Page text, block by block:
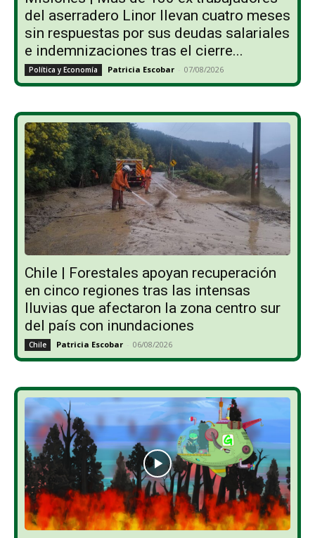
del aserradero Linor llevan cuatro meses
sin respuestas por sus deudas salariales
e indemnizaciones tras el cierre...
Política y Economía Patricia Escobar - 07/08/2026
Chile | Forestales apoyan recuperación
en cinco regiones tras las intensas
lluvias que afectaron la zona centro sur
del país con inundaciones
Chile Patricia Escobar - 06/08/2026